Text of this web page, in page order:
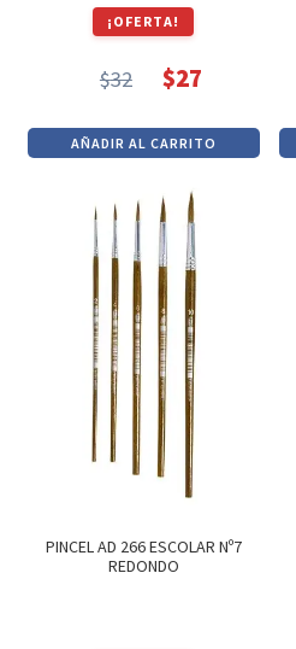
¡OFERTA!
$32
precio
original
era:
$32.
$27
precio
actual
es:
$27.
AÑADIR AL CARRITO
PINCEL AD 266 ESCOLAR Nº7
REDONDO